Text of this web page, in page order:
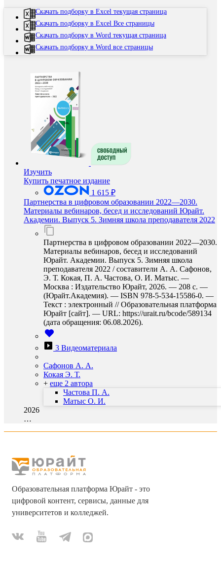
Скачать подборку в Excel текущая страница
Скачать подборку в Excel Все страницы
Скачать подборку в Word текущая страница
Скачать подборку в Word все страницы
Изучить
Купить печатное издание
1 615 ₽
Партнерства в цифровом образовании 2022—2030.
Материалы вебинаров, бесед и исследований Юрайт.
Академии. Выпуск 5. Зимняя школа преподавателя 2022
Партнерства в цифровом образовании 2022—2030.
Материалы вебинаров, бесед и исследований
Юрайт. Академии. Выпуск 5. Зимняя школа
преподавателя 2022 / составители А. А. Сафонов,
Э. Т. Кокая, П. А. Частова, О. И. Матыс. —
Москва : Издательство Юрайт, 2026. — 208 с. —
(Юрайт.Академия). — ISBN 978-5-534-15586-0. —
Текст : электронный // Образовательная платформа
Юрайт [сайт]. — URL: https://urait.ru/bcode/589134
(дата обращения: 06.08.2026).
3 Видеоматериала
Сафонов А. А.
Кокая Э. Т.
+ еще 2 автора
Частова П. А.
Матыс О. И.
2026
…
Образовательная платформа Юрайт - это
цифровой контент, сервисы, данные для
университетов и колледжей.